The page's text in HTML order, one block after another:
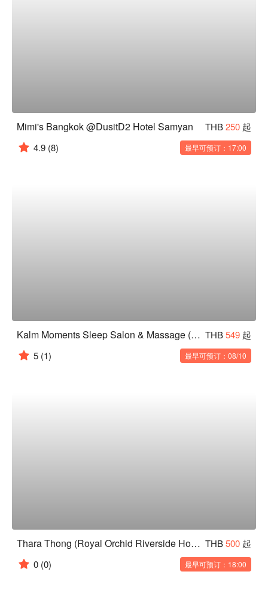
Mimi's Bangkok @DusitD2 Hotel Samyan THB250 起
4.9 (8) 最早可预订：17:00
Kalm Moments Sleep Salon & Massage (Saint Louis) THB549 起
5 (1) 最早可预订：08/10
Thara Thong (Royal Orchid Riverside Hotel Bangkok) THB500 起
0 (0) 最早可预订：18:00